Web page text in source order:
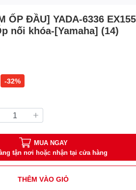
ỐP ĐẦU] YADA-6336
nối khóa-[Yamaha] (14)
-32%
MUA NGAY
tận nơi hoặc nhận tại cửa hàng
THÊM VÀO GIỎ